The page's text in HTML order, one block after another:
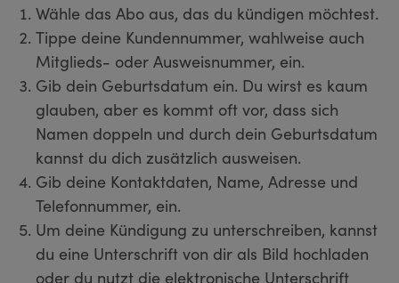
Wähle das Abo aus, das du kündigen möchtest.
Tippe deine Kundennummer, wahlweise auch
Mitglieds- oder Ausweisnummer, ein.
Gib dein Geburtsdatum ein. Du wirst es kaum
glauben, aber es kommt oft vor, dass sich
Namen doppeln und durch dein Geburtsdatum
kannst du dich zusätzlich ausweisen.
Gib deine Kontaktdaten, Name, Adresse und
Telefonnummer, ein.
Um deine Kündigung zu unterschreiben, kannst
du eine Unterschrift von dir als Bild hochladen
oder du nutzt die elektronische Unterschrift